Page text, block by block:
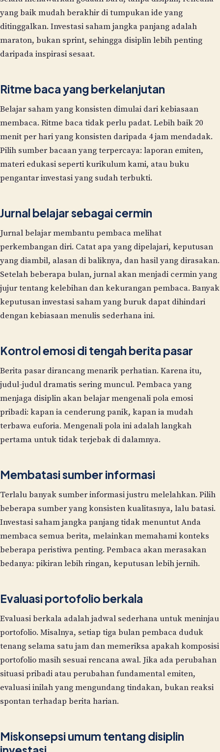
yang baik mudah berakhir di tumpukan ide yang
ditinggalkan. Investasi saham jangka panjang adalah
maraton, bukan sprint, sehingga disiplin lebih penting
daripada inspirasi sesaat.
Ritme baca yang berkelanjutan
Belajar saham yang konsisten dimulai dari kebiasaan
membaca. Ritme baca tidak perlu padat. Lebih baik 20
menit per hari yang konsisten daripada 4 jam mendadak.
Pilih sumber bacaan yang terpercaya: laporan emiten,
materi edukasi seperti kurikulum kami, atau buku
pengantar investasi yang sudah terbukti.
Jurnal belajar sebagai cermin
Jurnal belajar membantu pembaca melihat
perkembangan diri. Catat apa yang dipelajari, keputusan
yang diambil, alasan di baliknya, dan hasil yang dirasakan.
Setelah beberapa bulan, jurnal akan menjadi cermin yang
jujur tentang kelebihan dan kekurangan pembaca. Banyak
keputusan investasi saham yang buruk dapat dihindari
dengan kebiasaan menulis sederhana ini.
Kontrol emosi di tengah berita pasar
Berita pasar dirancang menarik perhatian. Karena itu,
judul-judul dramatis sering muncul. Pembaca yang
menjaga disiplin akan belajar mengenali pola emosi
pribadi: kapan ia cenderung panik, kapan ia mudah
terbawa euforia. Mengenali pola ini adalah langkah
pertama untuk tidak terjebak di dalamnya.
Membatasi sumber informasi
Terlalu banyak sumber informasi justru melelahkan. Pilih
beberapa sumber yang konsisten kualitasnya, lalu batasi.
Investasi saham jangka panjang tidak menuntut Anda
membaca semua berita, melainkan memahami konteks
beberapa peristiwa penting. Pembaca akan merasakan
bedanya: pikiran lebih ringan, keputusan lebih jernih.
Evaluasi portofolio berkala
Evaluasi berkala adalah jadwal sederhana untuk meninjau
portofolio. Misalnya, setiap tiga bulan pembaca duduk
tenang selama satu jam dan memeriksa apakah komposisi
portofolio masih sesuai rencana awal. Jika ada perubahan
situasi pribadi atau perubahan fundamental emiten,
evaluasi inilah yang mengundang tindakan, bukan reaksi
spontan terhadap berita harian.
Miskonsepsi umum tentang disiplin